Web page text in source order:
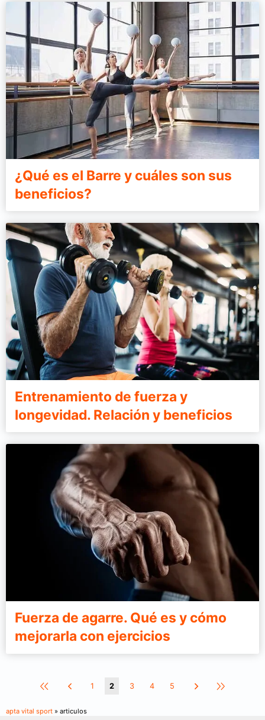
¿Qué es el Barre y cuáles son sus
beneficios?
Entrenamiento de fuerza y
longevidad. Relación y beneficios
Fuerza de agarre. Qué es y cómo
mejorarla con ejercicios
1 2 3 4 5
apta vital sport » articulos